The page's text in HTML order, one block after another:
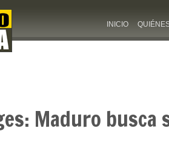
INICIO
Maduro busca